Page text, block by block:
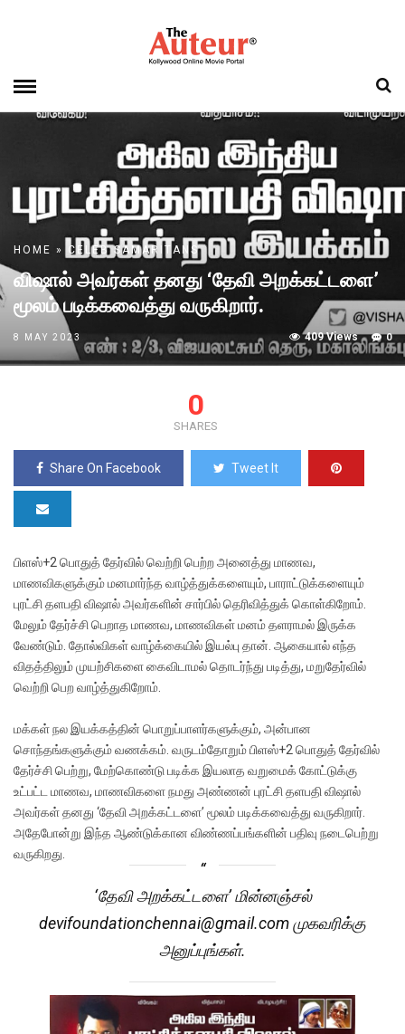
HOME » CELEB SAMARITANS
விஷால் அவர்கள் தனது ‘தேவி அறக்கட்டளை’
மூலம் படிக்கவைத்து வருகிறார்.
8 MAY 2023 0
409 Views
0
SHARES
Share On Facebook Tweet It
பிளஸ்+2 பொதுத் தேர்வில் வெற்றி பெற்ற அனைத்து மாணவ,
மாணவிகளுக்கும் மனமார்ந்த வாழ்த்துக்களையும், பாராட்டுக்களையும்
புரட்சி தளபதி விஷால் அவர்களின் சார்பில் தெரிவித்துக் கொள்கிறோம்.
மேலும் தேர்ச்சி பெறாத மாணவ, மாணவிகள் மனம் தளராமல் இருக்க
வேண்டும். தோல்விகள் வாழ்க்கையில் இயல்பு தான். ஆகையால் எந்த
விதத்திலும் முயற்சிகளை கைவிடாமல் தொடர்ந்து படித்து, மறுதேர்வில்
வெற்றி பெற வாழ்த்துகிறோம்.
மக்கள் நல இயக்கத்தின் பொறுப்பாளர்களுக்கும், அன்பான
சொந்தங்களுக்கும் வணக்கம். வருடம்தோறும் பிளஸ்+2 பொதுத் தேர்வில்
தேர்ச்சி பெற்று, மேற்கொண்டு படிக்க இயலாத வறுமைக் கோட்டுக்கு
உட்பட்ட மாணவ, மாணவிகளை நமது அண்ணன் புரட்சி தளபதி விஷால்
அவர்கள் தனது ‘தேவி அறக்கட்டளை’ மூலம் படிக்கவைத்து வருகிறார்.
அதேபோன்று இந்த ஆண்டுக்கான விண்ணப்பங்களின் பதிவு நடைபெற்று
வருகிறது.
‘தேவி அறக்கட்டளை’ மின்னஞ்சல்
devifoundationchennai@gmail.com முகவரிக்கு
அனுப்புங்கள்.